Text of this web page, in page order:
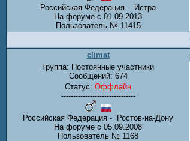
Российская Федерация - Истра
На форуме с 01.09.2013
Пользователь № 11415
climat
Группа: Постоянные участники
Сообщений: 674
Статус: Оффлайн
-------------------------------
Российская Федерация - Ростов-на-Дону
На форуме с 05.09.2008
Пользователь № 1168